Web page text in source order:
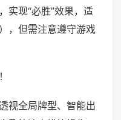
实现“必胜”效果，适
，但需注意遵守游戏
视全局牌型、智能出